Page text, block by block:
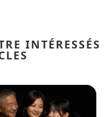
INTÉRESSÉS